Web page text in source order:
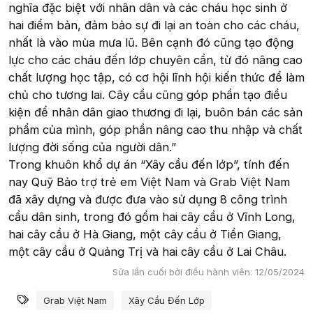
nghĩa đặc biệt với nhân dân và các cháu học sinh ở
hai điểm bản, đảm bảo sự đi lại an toàn cho các cháu,
nhất là vào mùa mưa lũ. Bên cạnh đó cũng tạo động
lực cho các cháu đến lớp chuyên cần, từ đó nâng cao
chất lượng học tập, có cơ hội lĩnh hội kiến thức để làm
chủ cho tương lai. Cây cầu cũng góp phần tạo điều
kiện để nhân dân giao thương đi lại, buôn bán các sản
phẩm của mình, góp phần nâng cao thu nhập và chất
lượng đời sống của người dân.”
Trong khuôn khổ dự án “Xây cầu đến lớp”, tính đến
nay Quỹ Bảo trợ trẻ em Việt Nam và Grab Việt Nam
đã xây dựng và được đưa vào sử dụng 8 công trình
cầu dân sinh, trong đó gồm hai cây cầu ở Vĩnh Long,
hai cây cầu ở Hà Giang, một cây cầu ở Tiền Giang,
một cây cầu ở Quảng Trị và hai cây cầu ở Lai Châu.
Sửa lần cuối bởi điều hành viên: 12/05/2024
Từ khóa
Grab Việt Nam Xây Cầu Đến Lớp